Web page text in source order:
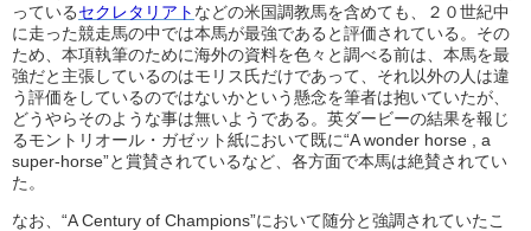
っているセクレタリアト などの米国調教馬を含めても、２０世紀中
に走った競走馬の中では本馬が最強であると評価されている。その
ため、本項執筆のために海外の資料を色々と調べる前は、本馬を最
強だと主張しているのはモリス氏だけであって、それ以外の人は違
う評価をしているのではないかという懸念を筆者は抱いていたが、
どうやらそのような事は無いようである。英ダービーの結果を報じ
るモントリオール・ガゼット紙において既に“A wonder horse , a
super-horse”と賞賛されているなど、各方面で本馬は絶賛されてい
た。
なお、“A Century of Champions”において随分と強調されていたこ